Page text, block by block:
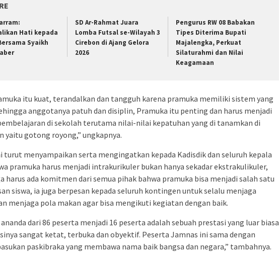
Hati kepada
Syaikh
SD Ar-Rahmat Juara
Lomba Futsal se-Wilayah 3
Cirebon di Ajang Gelora
2026
Pengurus RW 08 Babakan
Tipes Diterima Bupati
Majalengka, Perkuat
Silaturahmi dan Nilai
Keagamaan
itu kuat, terandalkan dan tangguh karena pramuka memiliki sistem yang
anggotanya patuh dan disiplin, Pramuka itu penting dan harus menjadi
di sekolah terutama nilai-nilai kepatuhan yang di tanamkan di
yaitu gotong royong,” ungkapnya.
turut menyampaikan serta mengingatkan kepada Kadisdik dan seluruh kepala
pramuka harus menjadi intrakurikuler bukan hanya sekadar ekstrakulikuler,
harus ada komitmen dari semua pihak bahwa pramuka bisa menjadi salah satu
siswa, ia juga berpesan kepada seluruh kontingen untuk selalu menjaga
menjaga pola makan agar bisa mengikuti kegiatan dengan baik.
dari 86 peserta menjadi 16 peserta adalah sebuah prestasi yang luar biasa
sangat ketat, terbuka dan obyektif. Peserta Jamnas ini sama dengan
paskibraka yang membawa nama baik bangsa dan negara,” tambahnya.